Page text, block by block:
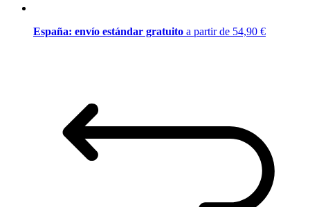
España: envío estándar gratuito a partir de 54,90 €